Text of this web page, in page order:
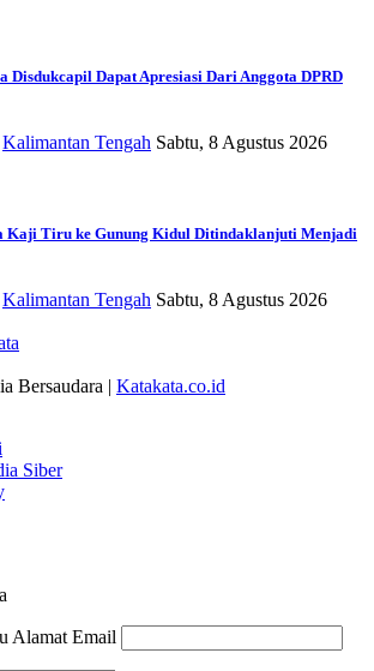
Disdukcapil Dapat Apresiasi Dari Anggota DPRD
Kalimantan Tengah Sabtu, 8 Agustus 2026
Kaji Tiru ke Gunung Kidul Ditindaklanjuti Menjadi
Kalimantan Tengah Sabtu, 8 Agustus 2026
Bersaudara | Katakata.co.id
Siber
Alamat Email